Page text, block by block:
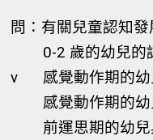
問：有關兒童認知
0-2 歲的幼兒的
v
感覺動作期的
感覺動作期的
前運思期的幼